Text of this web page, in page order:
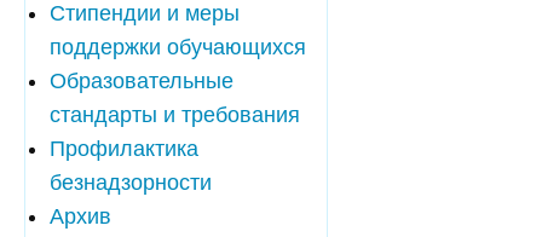
Стипендии и меры
поддержки обучающихся
Образовательные
стандарты и требования
Профилактика
безнадзорности
Архив